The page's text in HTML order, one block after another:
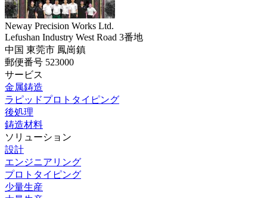
Neway Precision Works Ltd.
Lefushan Industry West Road 3番地
中国 東莞市 鳳崗鎮
郵便番号 523000
サービス
金属鋳造
ラピッドプロトタイピング
後処理
鋳造材料
ソリューション
設計
エンジニアリング
プロトタイピング
少量生産